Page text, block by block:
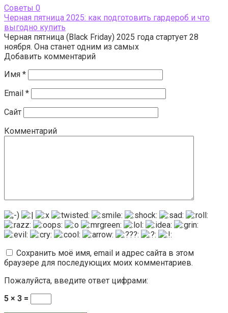
Cоветы 0
Черная пятница 2025: как подготовить гардероб и что
выгодно купить
Черная пятница (Black Friday) 2025 года стартует 28
ноября. Она станет одним из самых
Добавить комментарий
Имя *
Email *
Сайт
Комментарий
Сохранить моё имя, email и адрес сайта в этом
браузере для последующих моих комментариев.
Пожалуйста, введите ответ цифрами:
5 × 3 =